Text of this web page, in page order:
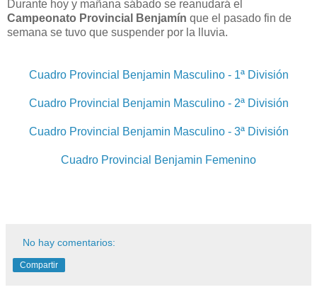
Durante hoy y mañana sábado se reanudará el
Campeonato Provincial Benjamín que el pasado fin de
semana se tuvo que suspender por la lluvia.
Cuadro Provincial Benjamin Masculino - 1ª División
Cuadro Provincial Benjamin Masculino - 2ª División
Cuadro Provincial Benjamin Masculino - 3ª División
Cuadro Provincial Benjamin Femenino
No hay comentarios:
Compartir